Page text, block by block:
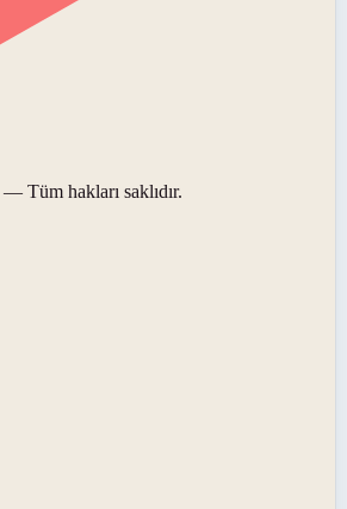
— Tüm hakları saklıdır.